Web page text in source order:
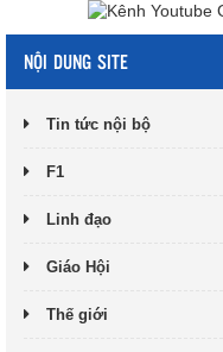
NỘI DUNG SITE
Tin tức nội bộ
F1
Linh đạo
Giáo Hội
Thế giới